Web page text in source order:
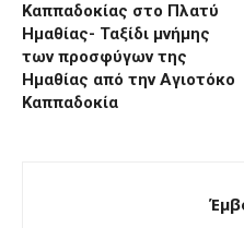
Καππαδοκίας στο Πλατύ
Ημαθίας- Ταξίδι μνήμης
των προσφύγων της
Ημαθίας από την Αγιοτόκο
Καππαδοκία